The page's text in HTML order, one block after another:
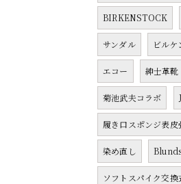
BIRKENSTOCK
サンダル ビル
エコー 紳士革靴
菊池武夫コラボ
履き口スポンジ表皮
染め直し
ソフトスパイク交換